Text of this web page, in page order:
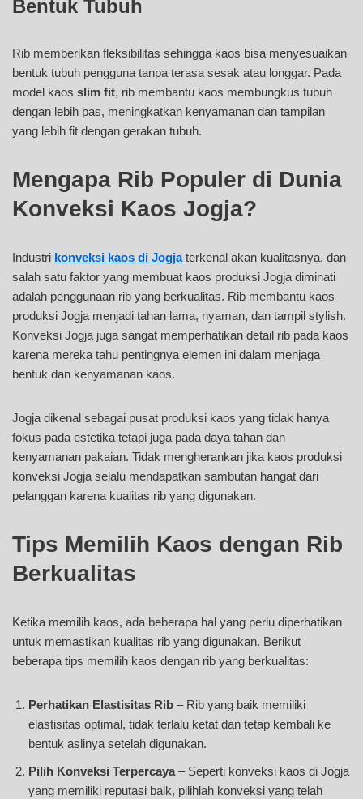
Bentuk Tubuh
Rib memberikan fleksibilitas sehingga kaos bisa menyesuaikan
bentuk tubuh pengguna tanpa terasa sesak atau longgar. Pada
model kaos slim fit, rib membantu kaos membungkus tubuh
dengan lebih pas, meningkatkan kenyamanan dan tampilan
yang lebih fit dengan gerakan tubuh.
Mengapa Rib Populer di Dunia
Konveksi Kaos Jogja?
Industri konveksi kaos di Jogjaterkenal akan kualitasnya, dan
salah satu faktor yang membuat kaos produksi Jogja diminati
adalah penggunaan rib yang berkualitas. Rib membantu kaos
produksi Jogja menjadi tahan lama, nyaman, dan tampil stylish.
Konveksi Jogja juga sangat memperhatikan detail rib pada kaos
karena mereka tahu pentingnya elemen ini dalam menjaga
bentuk dan kenyamanan kaos.
Jogja dikenal sebagai pusat produksi kaos yang tidak hanya
fokus pada estetika tetapi juga pada daya tahan dan
kenyamanan pakaian. Tidak mengherankan jika kaos produksi
konveksi Jogja selalu mendapatkan sambutan hangat dari
pelanggan karena kualitas rib yang digunakan.
Tips Memilih Kaos dengan Rib
Berkualitas
Ketika memilih kaos, ada beberapa hal yang perlu diperhatikan
untuk memastikan kualitas rib yang digunakan. Berikut
beberapa tips memilih kaos dengan rib yang berkualitas:
Perhatikan Elastisitas Rib – Rib yang baik memiliki
elastisitas optimal, tidak terlalu ketat dan tetap kembali ke
bentuk aslinya setelah digunakan.
Pilih Konveksi Terpercaya– Seperti konveksi kaos di Jogja
yang memiliki reputasi baik, pilihlah konveksi yang telah